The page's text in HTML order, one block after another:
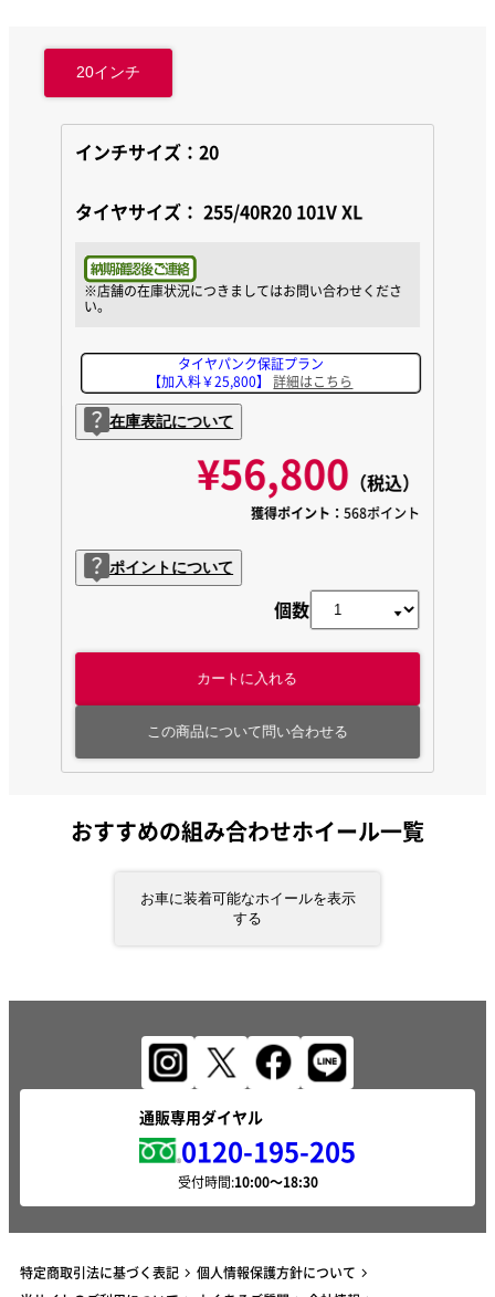
20インチ
インチサイズ：20
タイヤサイズ：255/40R20 101V XL
タイヤパンク保証プラン
【加入料￥25,800】詳細はこちら
在庫表記について
¥56,800 （税込）
獲得ポイント： 568ポイント
ポイントについて
個数
カートに入れる
この商品について問い合わせる
おすすめの組み合わせホイール一覧
お車に装着可能なホイールを表示
する
通販専用ダイヤル
0120-195-205
受付時間:
特定商取引法に基づく表記
個人情報保護方針について